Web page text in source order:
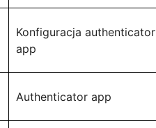
Konfiguracja authenticator
app
Authenticator app